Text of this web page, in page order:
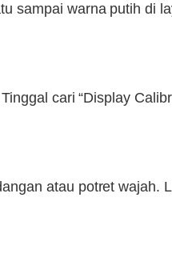
sampai warna putih di
cari “Display
atau potret wajah.